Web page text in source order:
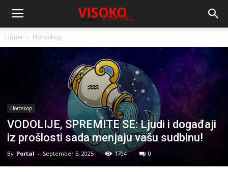
Home Horoskop
Horoskop
VODOLIJE, SPREMITE SE: Ljudi i događaji
iz prošlosti sada menjaju vašu sudbinu!
By Portal - September 5, 2025 1704 0